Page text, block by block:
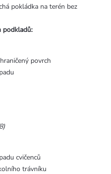
pokládka na terén bez
podkladů:
povrch
cvičenců
trávníku